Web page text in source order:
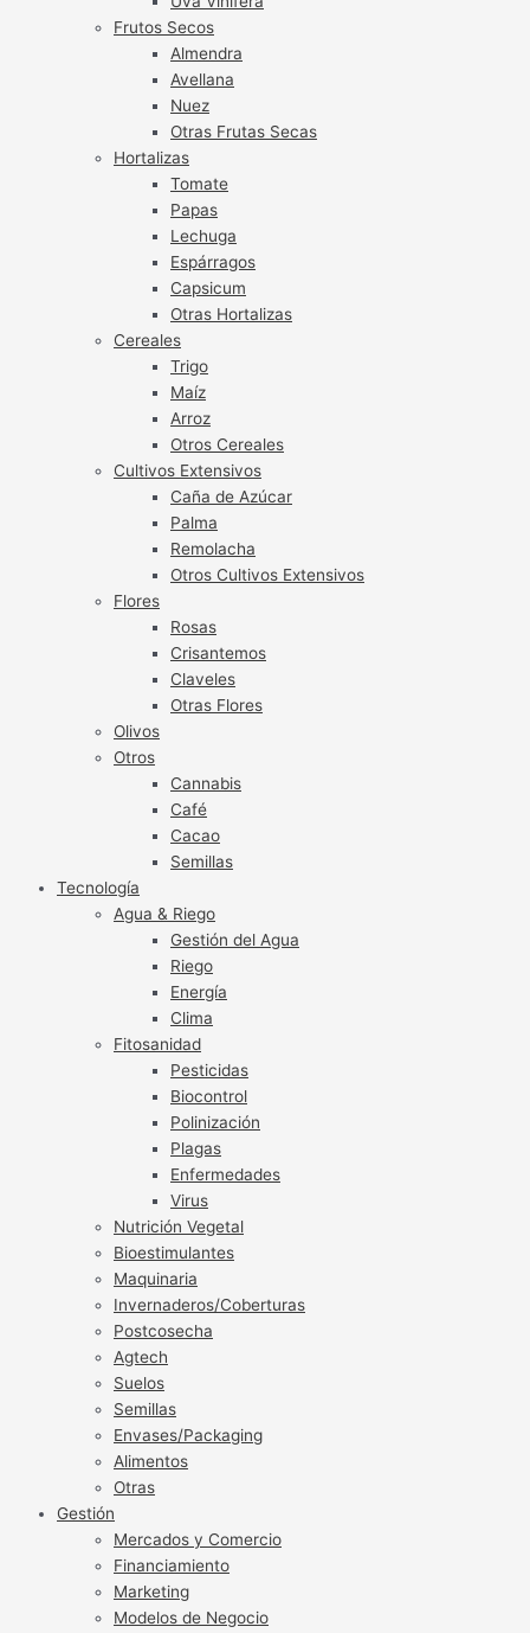
Frutos Secos
Almendra
Avellana
Nuez
Otras Frutas Secas
Hortalizas
Tomate
Papas
Lechuga
Espárragos
Capsicum
Otras Hortalizas
Cereales
Trigo
Maíz
Arroz
Otros Cereales
Cultivos Extensivos
Caña de Azúcar
Palma
Remolacha
Otros Cultivos Extensivos
Flores
Rosas
Crisantemos
Claveles
Otras Flores
Olivos
Otros
Cannabis
Café
Cacao
Semillas
Tecnología
Agua & Riego
Gestión del Agua
Riego
Energía
Clima
Fitosanidad
Pesticidas
Biocontrol
Polinización
Plagas
Enfermedades
Virus
Nutrición Vegetal
Bioestimulantes
Maquinaria
Invernaderos/Coberturas
Postcosecha
Agtech
Suelos
Semillas
Envases/Packaging
Alimentos
Otras
Gestión
Mercados y Comercio
Financiamiento
Marketing
Modelos de Negocio